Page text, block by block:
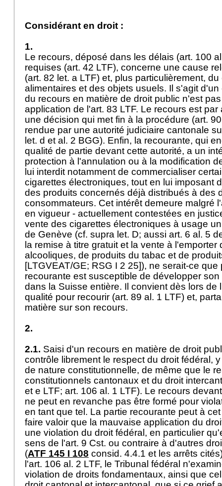
Considérant en droit :
1.
Le recours, déposé dans les délais (art. 100
requises (art. 42 LTF), concerne une cause
(art. 82 let. a LTF) et, plus particulièrement,
alimentaires et des objets usuels. Il s'agit
du recours en matière de droit public n'est
application de l'art. 83 LTF. Le recours est par
une décision qui met fin à la procédure (art.
rendue par une autorité judiciaire cantonale
let. d et al. 2 BGG). Enfin, la recourante, qui
qualité de partie devant cette autorité, a un
protection à l'annulation ou à la modification
lui interdit notamment de commercialiser
cigarettes électroniques, tout en lui imposant
des produits concernés déjà distribués à des
consommateurs. Cet intérêt demeure malgré
en vigueur - actuellement contestées en
vente des cigarettes électroniques à usage
de Genève (cf. supra let. D; aussi art. 6 al. 5
la remise à titre gratuit et la vente à l'emporter
alcooliques, de produits du tabac et de
[LTGVEAT/GE; RSG I 2 25]), ne serait-ce que
recourante est susceptible de développer
dans la Suisse entière. Il convient dès lors de
qualité pour recourir (art. 89 al. 1 LTF) et,
matière sur son recours.
2.
2.1. Saisi d'un recours en matière de droit
contrôle librement le respect du droit fédéral,
de nature constitutionnelle, de même que le
constitutionnels cantonaux et du droit
et e LTF; art. 106 al. 1 LTF). Le recours
ne peut en revanche pas être formé pour
en tant que tel. La partie recourante peut à
faire valoir que la mauvaise application du
une violation du droit fédéral, en particulier
sens de l'art. 9 Cst. ou contraire à d'autres
(ATF 145 I 108 consid. 4.4.1 et les arrêts
l'art. 106 al. 2 LTF, le Tribunal fédéral
violation de droits fondamentaux, ainsi que